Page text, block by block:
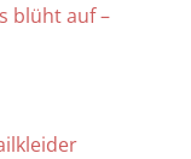
blüht auf –